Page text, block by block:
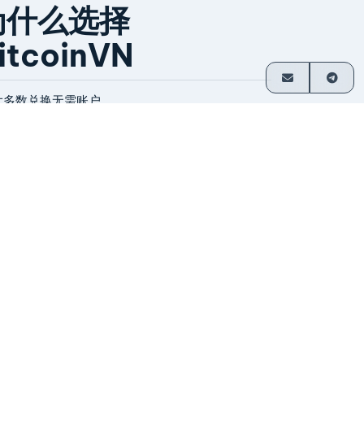
么选择
多数兑换无需账户